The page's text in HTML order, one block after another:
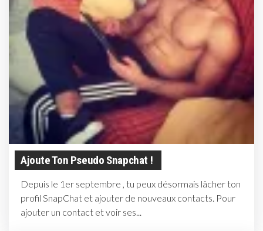
Ajoute Ton Pseudo Snapchat !
Depuis le 1er septembre , tu peux désormais lâcher ton
profil SnapChat et ajouter de nouveaux contacts. Pour
ajouter un contact et voir ses...